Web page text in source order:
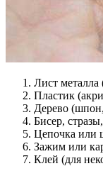
Лист
Пластик
Дерево
Бисер,
Цепочка или
Зажим или
Клей (для